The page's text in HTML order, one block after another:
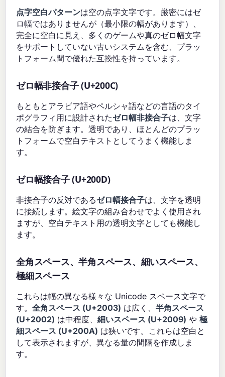
点字空白パターンは空の点字文字です。厳密にはゼ
ロ幅ではありませんが（最小限の幅があります）、
完全に空白に見え、多くのゲームや真のゼロ幅文字
をサポートしていない古いシステムを含む、プラッ
トフォーム間で優れた互換性を持っています。
ゼロ幅非接合子 (U+200C)
もともとアラビア語やペルシャ語などの言語のタイ
ポグラフィ用に設計されたゼロ幅非接合子は、文字
の結合を防ぎます。透明であり、ほとんどのプラッ
トフォームで空白テキストとしてうまく機能しま
す。
ゼロ幅接合子 (U+200D)
非接合子の反対であるゼロ幅接合子は、文字を透明
に接続します。絵文字の組み合わせでよく使用され
ますが、空白テキスト用の透明文字としても機能し
ます。
全角スペース、半角スペース、細いスペース、
極細スペース
これらは幅の異なる様々な Unicode スペース文字で
す。全角スペース (U+2003) は広く、半角スペース
(U+2002) は中程度、細いスペース (U+2009) や極
細スペース (U+200A) は狭いです。これらは空白と
して表示されますが、異なる量の間隔を作成しま
す。